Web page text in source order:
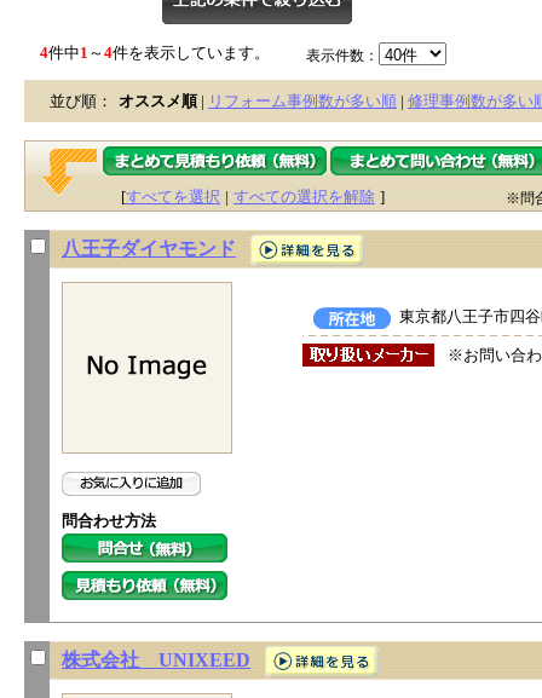
4件中1 ～4件を表示しています。 表示件数：
並び順： オススメ順 | リフォーム事例数が多い順 | 修理事例数が多い
[すべてを選択 | すべての選択を解除 ] ※問
八王子ダイヤモンド
問合わせ方法
東京都八王子市四
※お問い合
株式会社 UNIXEED